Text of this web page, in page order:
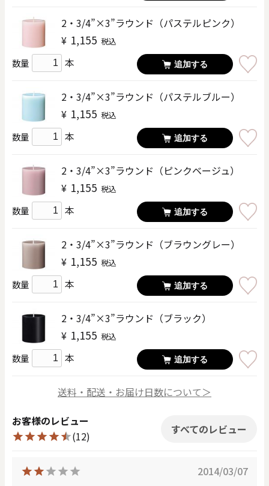
2・3/4”×3”ラウンド（パステルピンク）
¥ 1,155 税込
数量 本 追加する
2・3/4”×3”ラウンド（パステルブルー）
¥ 1,155 税込
数量 本 追加する
2・3/4”×3”ラウンド（ピンクベージュ）
¥ 1,155 税込
数量 本 追加する
2・3/4”×3”ラウンド（ブラウングレー）
¥ 1,155 税込
数量 本 追加する
2・3/4”×3”ラウンド（ブラック）
¥ 1,155 税込
数量 本 追加する
送料・配送・お届け日数について＞
お客様のレビュー
(12)
すべてのレビュー
2014/03/07